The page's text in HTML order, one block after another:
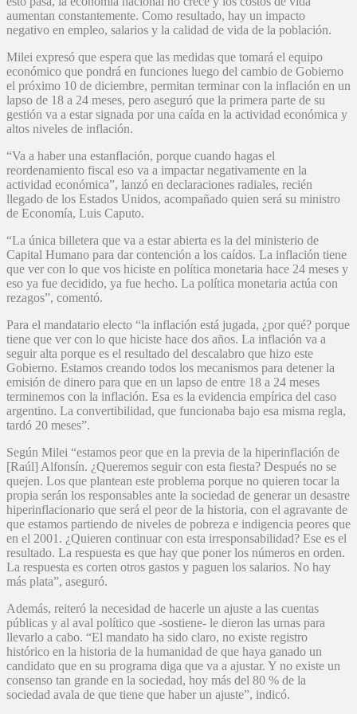
aumentan constantemente. Como resultado, hay un impacto
negativo en empleo, salarios y la calidad de vida de la población.
Milei expresó que espera que las medidas que tomará el equipo
económico que pondrá en funciones luego del cambio de Gobierno
el próximo 10 de diciembre, permitan terminar con la inflación en un
lapso de 18 a 24 meses, pero aseguró que la primera parte de su
gestión va a estar signada por una caída en la actividad económica y
altos niveles de inflación.
“Va a haber una estanflación, porque cuando hagas el
reordenamiento fiscal eso va a impactar negativamente en la
actividad económica”, lanzó en declaraciones radiales, recién
llegado de los Estados Unidos, acompañado quien será su ministro
de Economía, Luis Caputo.
“La única billetera que va a estar abierta es la del ministerio de
Capital Humano para dar contención a los caídos. La inflación tiene
que ver con lo que vos hiciste en política monetaria hace 24 meses y
eso ya fue decidido, ya fue hecho. La política monetaria actúa con
rezagos”, comentó.
Para el mandatario electo “la inflación está jugada, ¿por qué? porque
tiene que ver con lo que hiciste hace dos años. La inflación va a
seguir alta porque es el resultado del descalabro que hizo este
Gobierno. Estamos creando todos los mecanismos para detener la
emisión de dinero para que en un lapso de entre 18 a 24 meses
terminemos con la inflación. Esa es la evidencia empírica del caso
argentino. La convertibilidad, que funcionaba bajo esa misma regla,
tardó 20 meses”.
Según Milei “estamos peor que en la previa de la hiperinflación de
[Raúl] Alfonsín. ¿Queremos seguir con esta fiesta? Después no se
quejen. Los que plantean este problema porque no quieren tocar la
propia serán los responsables ante la sociedad de generar un desastre
hiperinflacionario que será el peor de la historia, con el agravante de
que estamos partiendo de niveles de pobreza e indigencia peores que
en el 2001. ¿Quieren continuar con esta irresponsabilidad? Ese es el
resultado. La respuesta es que hay que poner los números en orden.
La respuesta es corten otros gastos y paguen los salarios. No hay
más plata”, aseguró.
Además, reiteró la necesidad de hacerle un ajuste a las cuentas
públicas y al aval político que -sostiene- le dieron las urnas para
llevarlo a cabo. “El mandato ha sido claro, no existe registro
histórico en la historia de la humanidad de que haya ganado un
candidato que en su programa diga que va a ajustar. Y no existe un
consenso tan grande en la sociedad, hoy más del 80 % de la
sociedad avala de que tiene que haber un ajuste”, indicó.